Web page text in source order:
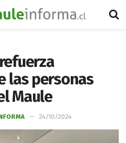
las personas
Maule
24/10/2024